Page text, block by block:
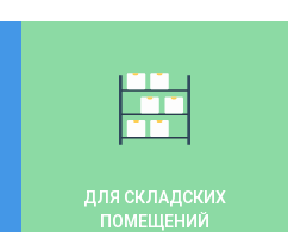
ДЛЯ СКЛАДСКИХ
ПОМЕЩЕНИЙ